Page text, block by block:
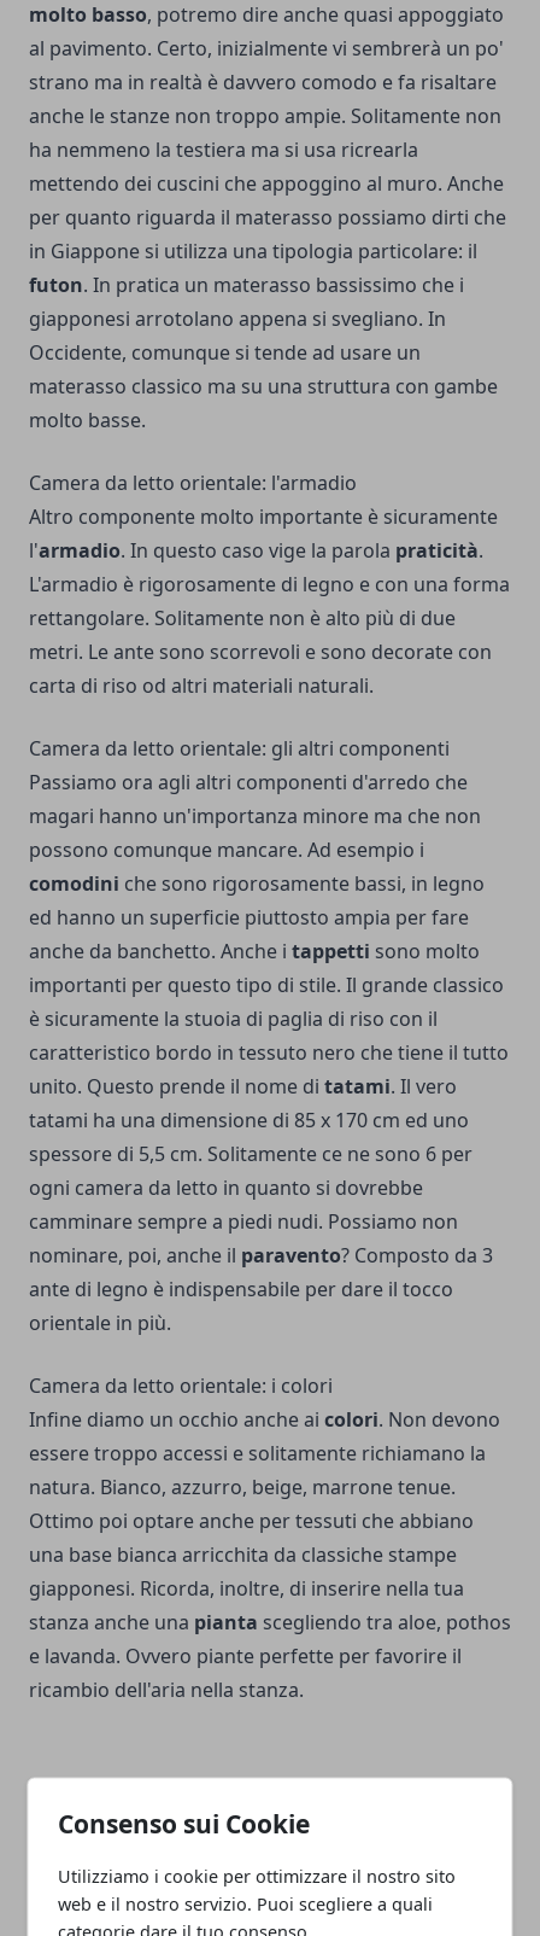
Consenso sui Cookie
Utilizziamo i cookie per ottimizzare il nostro sito
web e il nostro servizio. Puoi scegliere a quali
categorie dare il tuo consenso.
molto basso, potremo dire anche quasi appoggiato
al pavimento. Certo, inizialmente vi sembrerà un po'
strano ma in realtà è davvero comodo e fa risaltare
anche le stanze non troppo ampie. Solitamente non
ha nemmeno la testiera ma si usa ricrearla
mettendo dei cuscini che appoggino al muro. Anche
per quanto riguarda il materasso possiamo dirti che
in Giappone si utilizza una tipologia particolare: il
futon. In pratica un materasso bassissimo che i
giapponesi arrotolano appena si svegliano. In
Occidente, comunque si tende ad usare un
materasso classico ma su una struttura con gambe
molto basse.
Camera da letto orientale: l'armadio
Altro componente molto importante è sicuramente
l'armadio. In questo caso vige la parola praticità.
L'armadio è rigorosamente di legno e con una forma
rettangolare. Solitamente non è alto più di due
metri. Le ante sono scorrevoli e sono decorate con
carta di riso od altri materiali naturali.
Camera da letto orientale: gli altri componenti
Passiamo ora agli altri componenti d'arredo che
magari hanno un'importanza minore ma che non
possono comunque mancare. Ad esempio i
comodini che sono rigorosamente bassi, in legno
ed hanno un superficie piuttosto ampia per fare
anche da banchetto. Anche i tappetti sono molto
importanti per questo tipo di stile. Il grande classico
è sicuramente la stuoia di paglia di riso con il
caratteristico bordo in tessuto nero che tiene il tutto
unito. Questo prende il nome di tatami. Il vero
tatami ha una dimensione di 85 x 170 cm ed uno
spessore di 5,5 cm. Solitamente ce ne sono 6 per
ogni camera da letto in quanto si dovrebbe
camminare sempre a piedi nudi. Possiamo non
nominare, poi, anche il paravento? Composto da 3
ante di legno è indispensabile per dare il tocco
orientale in più.
Camera da letto orientale: i colori
Infine diamo un occhio anche ai colori. Non devono
essere troppo accessi e solitamente richiamano la
natura. Bianco, azzurro, beige, marrone tenue.
Ottimo poi optare anche per tessuti che abbiano
una base bianca arricchita da classiche stampe
giapponesi. Ricorda, inoltre, di inserire nella tua
stanza anche una pianta scegliendo tra aloe, pothos
e lavanda. Ovvero piante perfette per favorire il
ricambio dell'aria nella stanza.